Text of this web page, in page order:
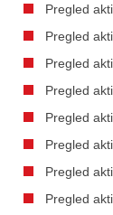
Pregled
Pregled
Pregled
Pregled
Pregled
Pregled
Pregled
Pregled